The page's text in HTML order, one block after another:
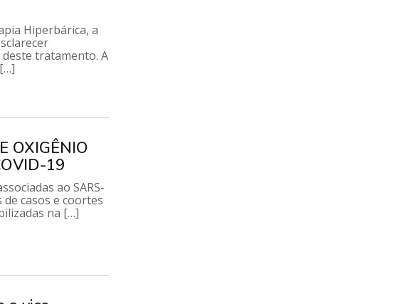
Hiperbárica, a
tratamento. A
OXIGÊNIO
19
ao SARS-
casos e coortes
na […]